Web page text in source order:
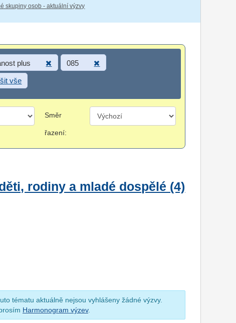
skupiny osob - aktuální výzvy
plus 085
vše
Směr
řazení:
rodiny a mladé dospělé (4)
tématu aktuálně nejsou vyhlášeny žádné výzvy.
Harmonogram výzev.